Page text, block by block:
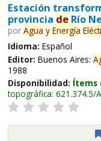
Estación
provincia deRío
por Agua y Energía
Idioma: Español
Editor: Buenos Aires:
1988
Disponibilidad: Ítems
topográfica: 621.374.5/